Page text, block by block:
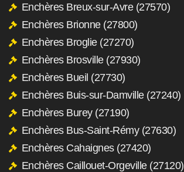
Enchères Breux-sur-Avre (27570)
Enchères Brionne (27800)
Enchères Broglie (27270)
Enchères Brosville (27930)
Enchères Bueil (27730)
Enchères Buis-sur-Damville (27240)
Enchères Burey (27190)
Enchères Bus-Saint-Rémy (27630)
Enchères Cahaignes (27420)
Enchères Caillouet-Orgeville (27120)